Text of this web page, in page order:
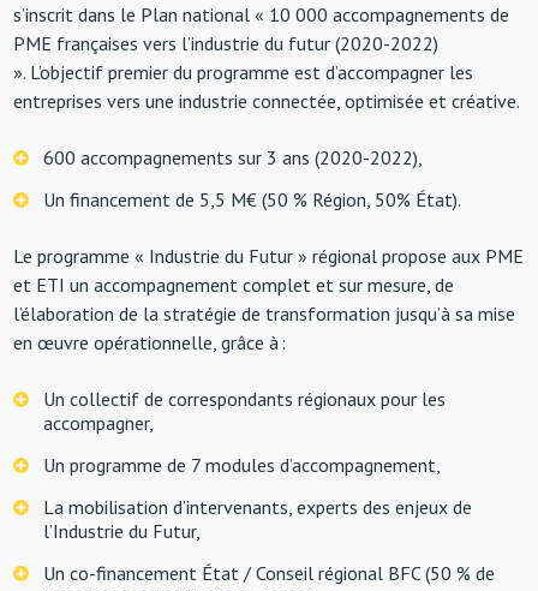
s’inscrit dans le Plan national « 10 000 accompagnements de
PME françaises vers l’industrie du futur (2020-2022)
». L’objectif premier du programme est d’accompagner les
entreprises vers une industrie connectée, optimisée et créative.
600 accompagnements sur 3 ans (2020-2022),
Un financement de 5,5 M€ (50 % Région, 50% État).
Le programme « Industrie du Futur » régional propose aux PME
et ETI un accompagnement complet et sur mesure, de
l’élaboration de la stratégie de transformation jusqu’à sa mise
en œuvre opérationnelle, grâce à :
Un collectif de correspondants régionaux pour les
accompagner,
Un programme de 7 modules d’accompagnement,
La mobilisation d’intervenants, experts des enjeux de
l’Industrie du Futur,
Un co-financement État / Conseil régional BFC (50 % de